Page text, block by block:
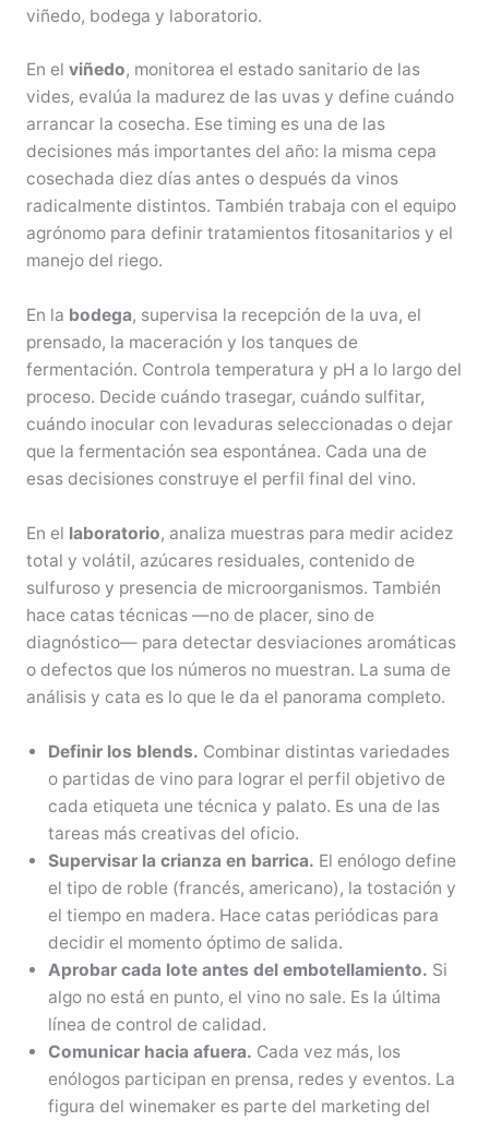
viñedo, bodega y laboratorio.
En el viñedo, monitorea el estado sanitario de las
vides, evalúa la madurez de las uvas y define cuándo
arrancar la cosecha. Ese timing es una de las
decisiones más importantes del año: la misma cepa
cosechada diez días antes o después da vinos
radicalmente distintos. También trabaja con el equipo
agrónomo para definir tratamientos fitosanitarios y el
manejo del riego.
En la bodega, supervisa la recepción de la uva, el
prensado, la maceración y los tanques de
fermentación. Controla temperatura y pH a lo largo del
proceso. Decide cuándo trasegar, cuándo sulfitar,
cuándo inocular con levaduras seleccionadas o dejar
que la fermentación sea espontánea. Cada una de
esas decisiones construye el perfil final del vino.
En el laboratorio, analiza muestras para medir acidez
total y volátil, azúcares residuales, contenido de
sulfuroso y presencia de microorganismos. También
hace catas técnicas —no de placer, sino de
diagnóstico— para detectar desviaciones aromáticas
o defectos que los números no muestran. La suma de
análisis y cata es lo que le da el panorama completo.
Definir los blends. Combinar distintas variedades
o partidas de vino para lograr el perfil objetivo de
cada etiqueta une técnica y palato. Es una de las
tareas más creativas del oficio.
Supervisar la crianza en barrica. El enólogo define
el tipo de roble (francés, americano), la tostación y
el tiempo en madera. Hace catas periódicas para
decidir el momento óptimo de salida.
Aprobar cada lote antes del embotellamiento. Si
algo no está en punto, el vino no sale. Es la última
línea de control de calidad.
Comunicar hacia afuera. Cada vez más, los
enólogos participan en prensa, redes y eventos. La
figura del winemaker es parte del marketing del